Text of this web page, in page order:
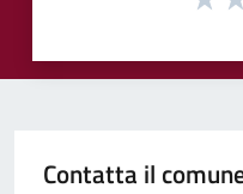
Contatta il